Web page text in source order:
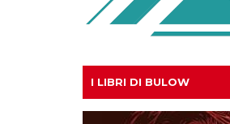
I LIBRI DI BULOW